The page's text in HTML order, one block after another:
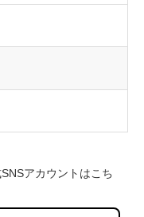
アカウントはこち